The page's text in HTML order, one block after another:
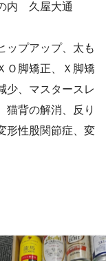
内 久屋大通
ップアップ、太も
Ｏ脚矯正、Ｘ脚矯
少、マスタースレ
猫背の解消、反り
形性股関節症、変